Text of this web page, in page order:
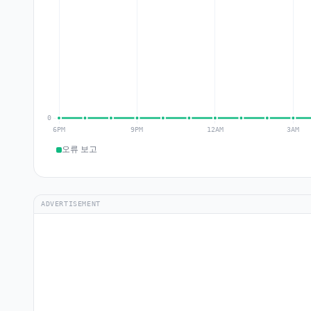
오류 보고
ADVERTISEMENT